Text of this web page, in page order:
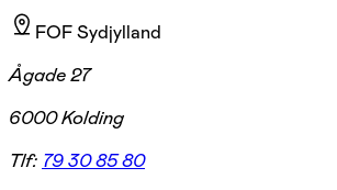
FOF Sydjylland
Ågade 27
6000 Kolding
Tlf: 79 30 85 80